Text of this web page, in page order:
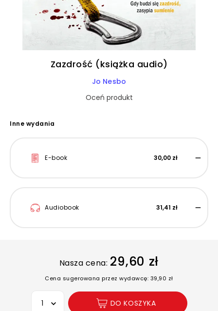
Zazdrość (książka audio)
Jo Nesbo
Oceń produkt
Inne wydania
E-book 30,00 zł
Audiobook 31,41 zł
Nasza cena: 29,60 zł
Cena sugerowana przez wydawcę: 39,90 zł
Wybierz opcję
DO KOSZYKA